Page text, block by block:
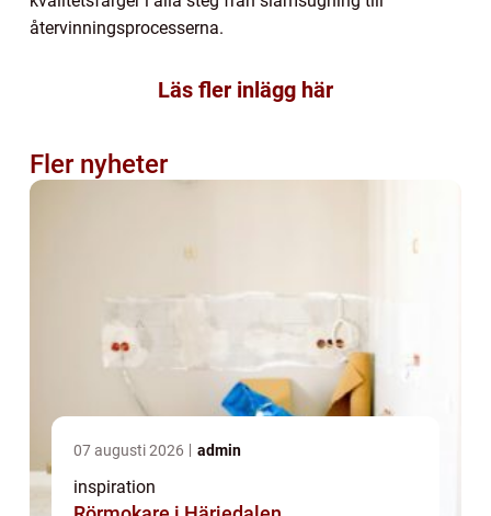
återvinningsprocesserna.
Läs fler inlägg här
Fler nyheter
07 augusti 2026 admin
inspiration